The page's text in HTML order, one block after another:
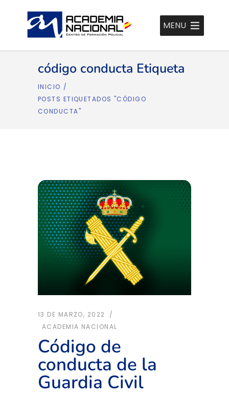
MENU
código conducta Etiqueta
INICIO /
POSTS ETIQUETADOS "CÓDIGO
CONDUCTA"
13 DE MARZO, 2022
ACADEMIA NACIONAL
Código de
conducta de la
Guardia Civil